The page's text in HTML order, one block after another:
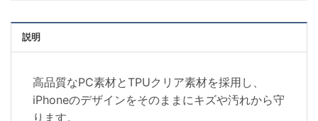
説明
高品質なPC素材とTPUクリア素材を採用し、
iPhoneのデザインをそのままにキズや汚れから守
ります。